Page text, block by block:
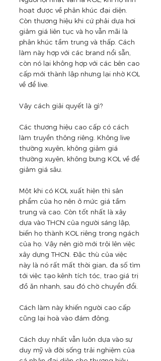
hoạt được về phân khúc đại diện.
Còn thương hiệu khi cứ phải dựa hơi
giảm giá liên tục và họ vẫn mãi là
phân khúc tầm trung và thấp. Cách
làm này hợp với các brand nổi sẵn,
còn nó lại không hợp với các bên cao
cấp mới thành lập nhưng lại nhờ KOL
về để live.
Vậy cách giải quyết là gì?
Các thương hiệu cao cấp có cách
làm truyền thông riêng. Không live
thường xuyên, không giảm giá
thường xuyên, không bưng KOL về để
giảm giá sâu.
Một khi có KOL xuất hiện thì sản
phẩm của họ nên ở mức giá tầm
trung và cao. Còn tốt nhất là xây
dựa vào THCN của người sáng lập,
biến họ thành KOL riêng trong ngách
của họ. Vậy nên giờ mới trội lên việc
xây dựng THCN. Đặc thù của việc
này là nó rất mất thời gian, đa số tìm
tới việc tạo kênh tích tóc, trao giá trị
đồ ăn nhanh, sau đó chờ chuyển đổi.
Cách làm này khiến người cao cấp
cũng lại hoà vào đám đông.
Cách duy nhất vẫn luôn dựa vào sự
duy mỹ và đời sống trải nghiệm của